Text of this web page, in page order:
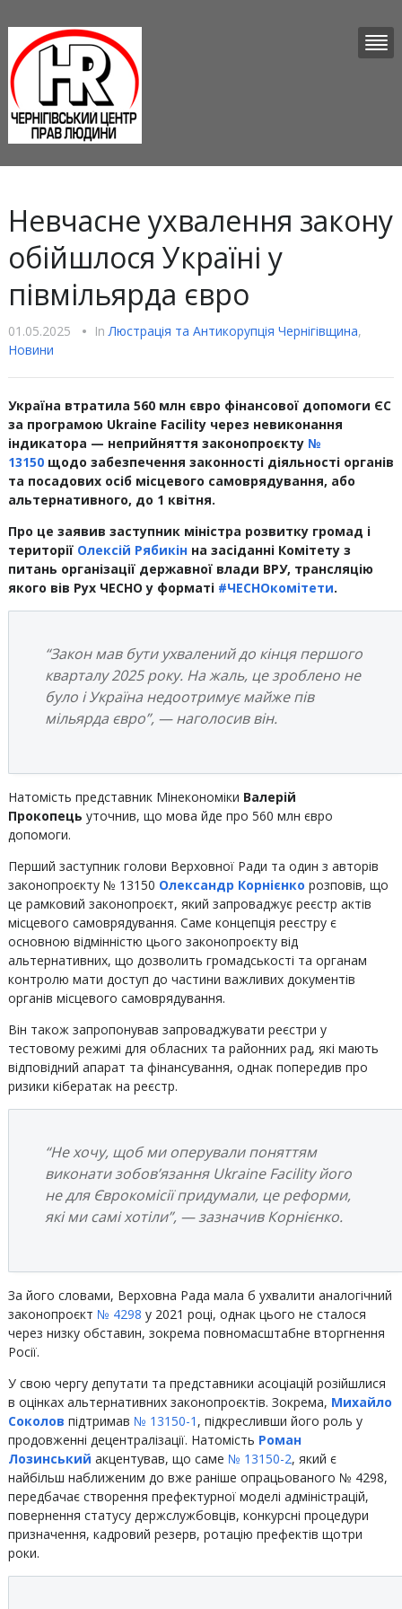
Невчасне ухвалення закону
обійшлося Україні у
півмільярда євро
01.05.2025 • InЛюстрацiя та Антикорупцiя Чернігівщина,
Новини
Україна втратила 560 млн євро фінансової допомоги ЄС
за програмою Ukraine Facility через невиконання
індикатора — неприйняття законопроєкту №
13150щодо забезпечення законності діяльності органів
та посадових осіб місцевого самоврядування, або
альтернативного, до 1 квітня.
Про це заявив заступник міністра розвитку громад і
території Олексій Рябикінна засіданні Комітету з
питань організації державної влади ВРУ, трансляцію
якого вів Рух ЧЕСНО у форматі #ЧЕСНОкомітети.
“Закон мав бути ухвалений до кінця першого
кварталу 2025 року. На жаль, це зроблено не
було і Україна недоотримує майже пів
мільярда євро”, — наголосив він.
Натомість представник Мінекономіки Валерій
Прокопець уточнив, що мова йде про 560 млн євро
допомоги.
Перший заступник голови Верховної Ради та один з авторів
законопроєкту № 13150 Олександр Корнієнко розповів, що
це рамковий законопроєкт, який запроваджує реєстр актів
місцевого самоврядування. Саме концепція реєстру є
основною відмінністю цього законопроєкту від
альтернативних, що дозволить громадськості та органам
контролю мати доступ до частини важливих документів
органів місцевого самоврядування.
Він також запропонував запроваджувати реєстри у
тестовому режимі для обласних та районних рад, які мають
відповідний апарат та фінансування, однак попередив про
ризики кібератак на реєстр.
“Не хочу, щоб ми оперували поняттям
виконати зобов’язання Ukraine Facility його
не для Єврокомісії придумали, це реформи,
які ми самі хотіли”, — зазначив Корнієнко.
За його словами, Верховна Рада мала б ухвалити аналогічний
законопроєкт № 4298 у 2021 році, однак цього не сталося
через низку обставин, зокрема повномасштабне вторгнення
Росії.
У свою чергу депутати та представники асоціацій розійшлися
в оцінках альтернативних законопроєктів. Зокрема, Михайло
Соколов підтримав № 13150-1 , підкресливши його роль у
продовженні децентралізації. Натомість Роман
Лозинський акцентував, що саме № 13150-2, який є
найбільш наближеним до вже раніше опрацьованого № 4298,
передбачає створення префектурної моделі адміністрацій,
повернення статусу держслужбовців, конкурсні процедури
призначення, кадровий резерв, ротацію префектів щотри
роки.